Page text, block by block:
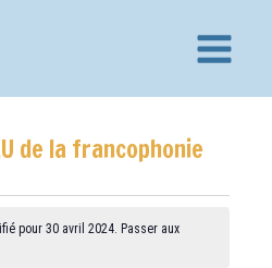
Main
de la francophonie
pour 30 avril 2024. Passer aux